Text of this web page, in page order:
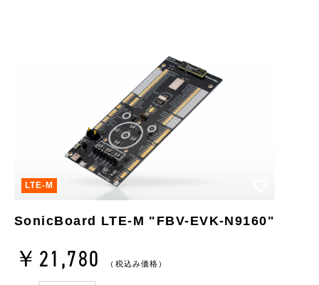
LTE-M
SonicBoard LTE-M "FBV-EVK-N9160"
￥21,780 （税込み価格）